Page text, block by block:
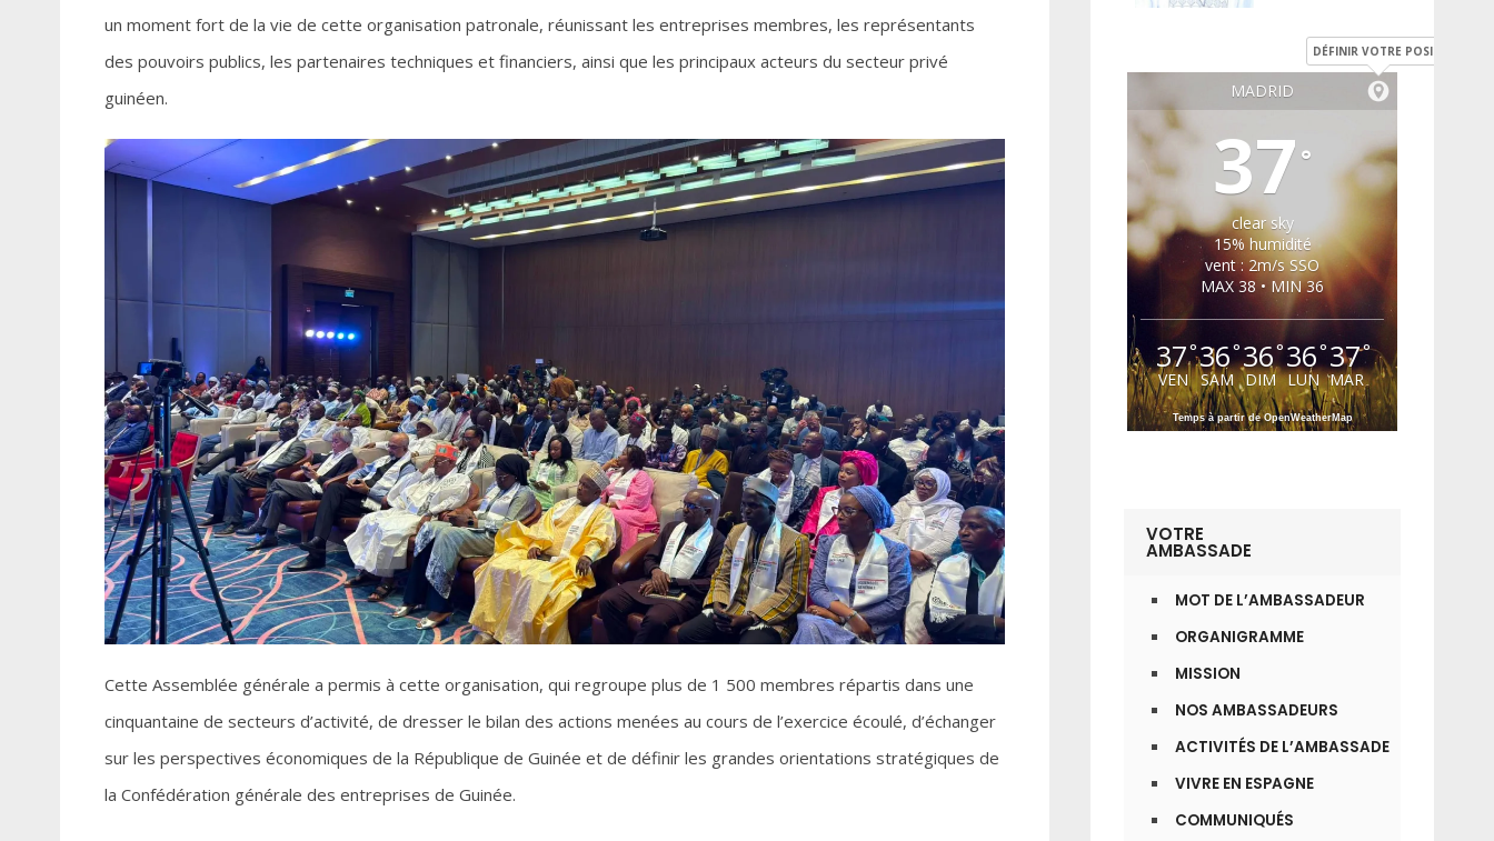
un moment fort de la vie de cette organisation patronale, réunissant les entreprises membres, les représentants
des pouvoirs publics, les partenaires techniques et financiers, ainsi que les principaux acteurs du secteur privé
guinéen.
Cette Assemblée générale a permis à cette organisation, qui regroupe plus de 1 500 membres répartis dans une
cinquantaine de secteurs d’activité, de dresser le bilan des actions menées au cours de l’exercice écoulé, d’échanger
sur les perspectives économiques de la République de Guinée et de définir les grandes orientations stratégiques de
la Confédération générale des entreprises de Guinée.
MADRID
DÉFINIR VOTRE POSITION
37 °
clear sky
15% humidité
vent : 2m/s SSO
MAX 38 • MIN 36
37°
VEN
36°
SAM
36°
DIM
36°
LUN
37°
MAR
Temps à partir de OpenWeatherMap
VOTRE
AMBASSADE
MOT DE L’AMBASSADEUR
ORGANIGRAMME
MISSION
NOS AMBASSADEURS
ACTIVITÉS DE L’AMBASSADE
VIVRE EN ESPAGNE
COMMUNIQUÉS